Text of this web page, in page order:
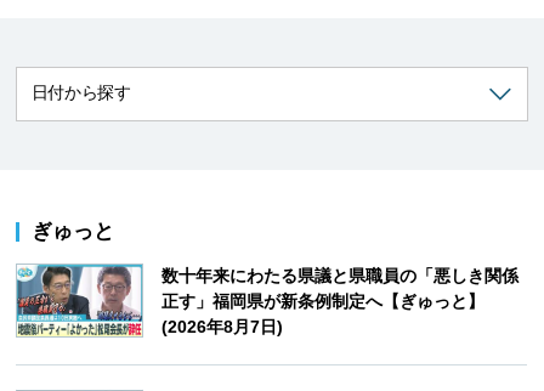
ぎゅっと
数十年来にわたる県議と県職員の「悪しき関係
正す」福岡県が新条例制定へ【ぎゅっと】
(2026年8月7日)